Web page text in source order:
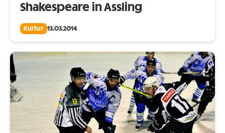
Shakespeare in Assling
Kultur 13.03.2014